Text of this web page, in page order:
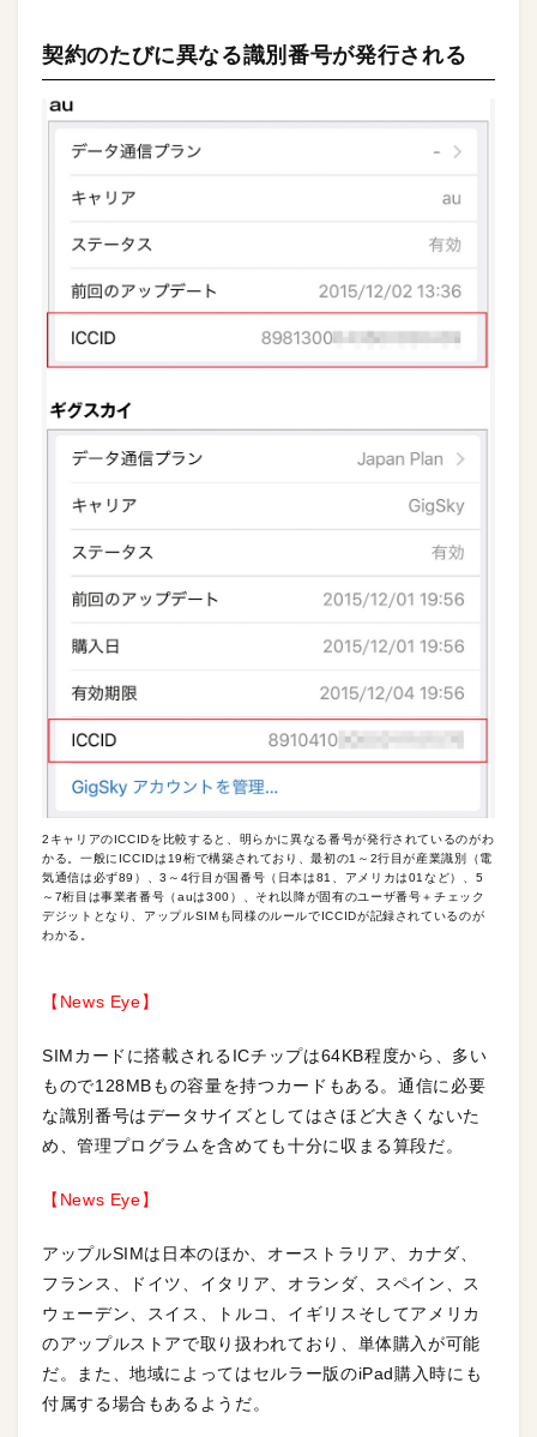
契約のたびに異なる識別番号が発行される
2キャリアのICCIDを比較すると、明らかに異なる番号が発行されているのがわ
かる。一般にICCIDは19桁で構築されており、最初の1～2行目が産業識別（電
気通信は必ず89）、3～4行目が国番号（日本は81、アメリカは01など）、5
～7桁目は事業者番号（auは300）、それ以降が固有のユーザ番号＋チェック
デジットとなり、アップルSIMも同様のルールでICCIDが記録されているのが
わかる。
【News Eye】
SIMカードに搭載されるICチップは64KB程度から、多い
もので128MBもの容量を持つカードもある。通信に必要
な識別番号はデータサイズとしてはさほど大きくないた
め、管理プログラムを含めても十分に収まる算段だ。
【News Eye】
アップルSIMは日本のほか、オーストラリア、カナダ、
フランス、ドイツ、イタリア、オランダ、スペイン、ス
ウェーデン、スイス、トルコ、イギリスそしてアメリカ
のアップルストアで取り扱われており、単体購入が可能
だ。また、地域によってはセルラー版のiPad購入時にも
付属する場合もあるようだ。